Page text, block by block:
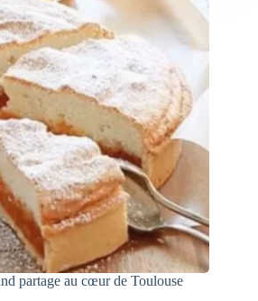
partage au cœur de Toulouse